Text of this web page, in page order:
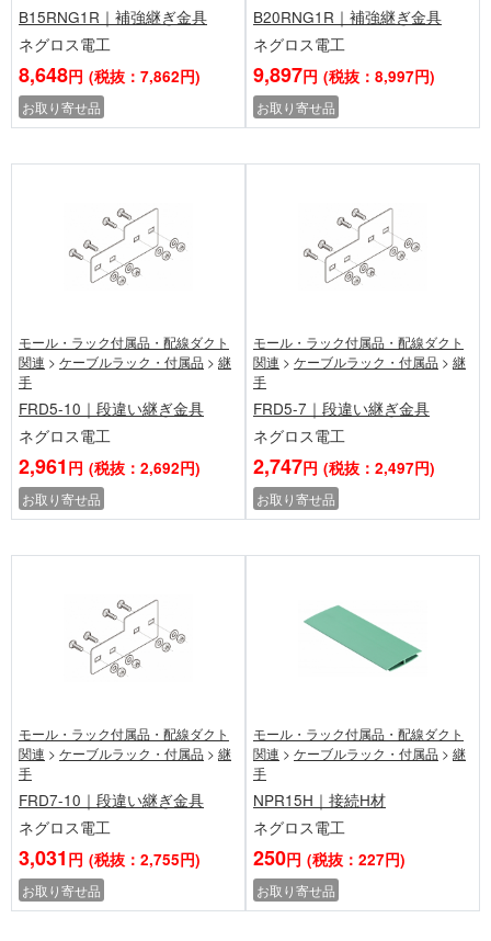
B15RNG1R｜補強継ぎ金具
ネグロス電工
8,648円 (税抜：7,862円)
お取り寄せ品
B20RNG1R｜補強継ぎ金具
ネグロス電工
9,897円 (税抜：8,997円)
お取り寄せ品
モール・ラック付属品・配線ダクト
関連 > ケーブルラック・付属品 > 継
手
FRD5-10｜段違い継ぎ金具
ネグロス電工
2,961 円 (税抜：2,692円)
お取り寄せ品
モール・ラック付属品・配線ダクト
関連 > ケーブルラック・付属品 > 継
手
FRD5-7｜段違い継ぎ金具
ネグロス電工
2,747円 (税抜：2,497円)
お取り寄せ品
モール・ラック付属品・配線ダクト
関連 > ケーブルラック・付属品 > 継
手
FRD7-10｜段違い継ぎ金具
ネグロス電工
3,031 円 (税抜：2,755円)
お取り寄せ品
モール・ラック付属品・配線ダクト
関連 > ケーブルラック・付属品 > 継
手
NPR15H｜接続H材
ネグロス電工
250円 (税抜：227円)
お取り寄せ品